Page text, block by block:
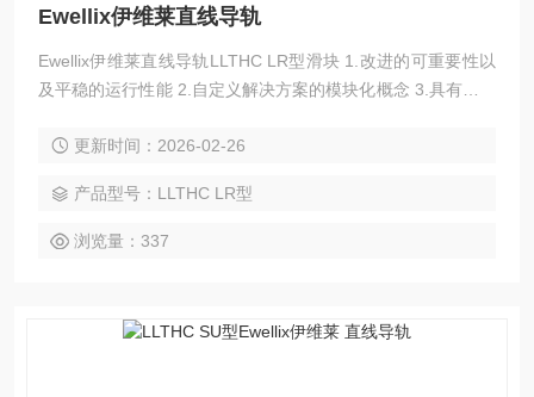
Ewellix伊维莱直线导轨
Ewellix伊维莱直线导轨LLTHC LR型滑块 1.改进的可重要性以
及平稳的运行性能 2.自定义解决方案的模块化概念 3.具有良好
少维护 5.互换性和*供货
更新时间：2026-02-26
产品型号：LLTHC LR型
浏览量：337